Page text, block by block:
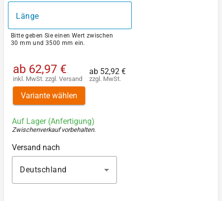
Länge
Bitte geben Sie einen Wert zwischen
30 mm und 3500 mm ein.
ab 62,97 €
inkl. MwSt. zzgl. Versand
ab 52,92 €
zzgl. MwSt.
Variante wählen
Auf Lager (Anfertigung)
Zwischenverkauf vorbehalten.
Versand nach
Deutschland